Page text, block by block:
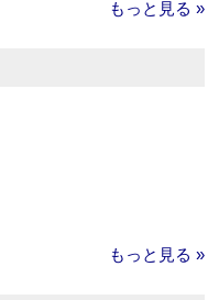
もっと見る »
もっと見る »